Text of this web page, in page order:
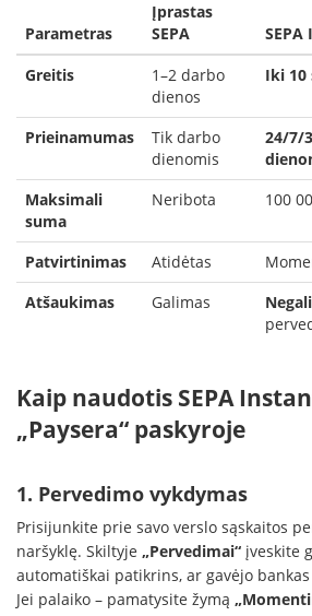
Parametras
Įprastas
SEPA
SEPA
Greitis
1–2 darbo
dienos
Iki 10
Prieinamumas
Tik darbo
dienomis
24/7/
Maksimali
suma
Neribota 100
Patvirtinimas Atidėtas
Atšaukimas
Galimas
Kaip naudotis SEPA
„Paysera“ paskyroje
1. Pervedimo vykdymas
Prisijunkite prie savo verslo sąskaitos
naršyklę. Skiltyje „Pervedimai“ įveskite
automatiškai patikrins, ar gavėjo bankas
Jei palaiko – pamatysite žymą